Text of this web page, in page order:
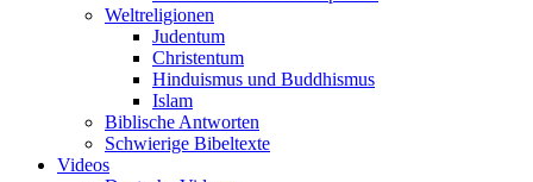
Weltreligionen
Judentum
Christentum
Hinduismus und Buddhismus
Islam
Biblische Antworten
Schwierige Bibeltexte
Videos